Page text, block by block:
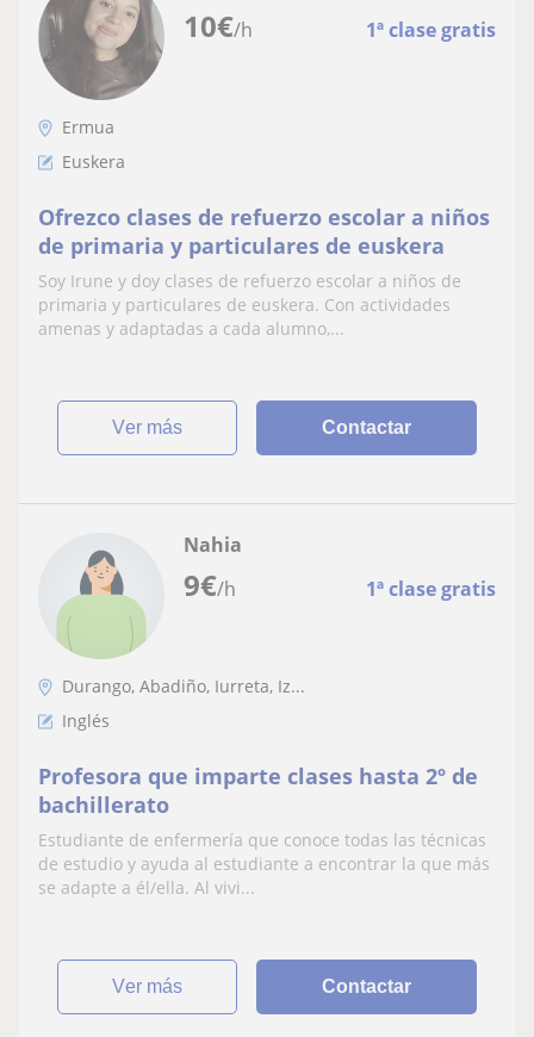
10€/h 1ª clase gratis
Ermua
Euskera
Ofrezco clases de refuerzo escolar a niños
de primaria y particulares de euskera
Soy Irune y doy clases de refuerzo escolar a niños de
primaria y particulares de euskera. Con actividades
amenas y adaptadas a cada alumno,...
ver más Contactar
9€/h 1ª clase gratis
Nahia
Durango, Abadiño, Iurreta, Iz...
Inglés
Profesora que imparte clases hasta 2º de
bachillerato
Estudiante de enfermería que conoce todas las técnicas
de estudio y ayuda al estudiante a encontrar la que más
se adapte a él/ella. Al vivi...
ver más Contactar